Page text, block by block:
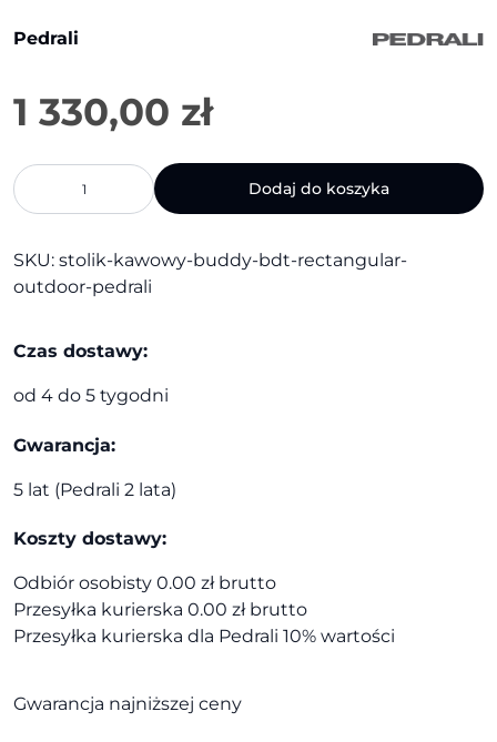
Pedrali
1 330,00 zł
ilość
Stolik
kawowy
BDT
rectangular
Pedrali
Dodaj do koszyka
SKU: stolik-kawowy-buddy-bdt-rectangular-
outdoor-pedrali
Czas dostawy:
od 4 do 5 tygodni
Gwarancja:
5 lat (Pedrali 2 lata)
Koszty dostawy:
Odbiór osobisty 0.00 zł brutto
Przesyłka kurierska 0.00 zł brutto
Przesyłka kurierska dla Pedrali 10% wartości
Gwarancja najniższej ceny